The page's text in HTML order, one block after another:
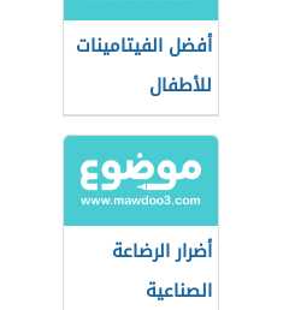
أفضل الفيتامينات
للأطفال
أضرار الرضاعة
الصناعية